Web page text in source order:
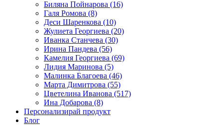
Биляна Пойнарова (16)
Галя Ромова (8)
Деси Шаренкова (10)
Жулиета Георгиева (20)
Иванка Станчева (30)
Ирина Пандева (56)
Камелия Георгиева (69)
Лидия Маринова (5)
Малинка Благоева (46)
Марта Димитрова (55)
Цветелина Иванова (517)
Ина Добарова (8)
Персонализирай продукт
Блог